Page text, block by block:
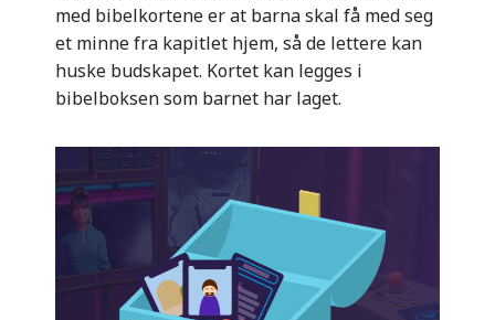
med bibelkortene er at barna skal få med seg
et minne fra kapitlet hjem, så de lettere kan
huske budskapet. Kortet kan legges i
bibelboksen som barnet har laget.